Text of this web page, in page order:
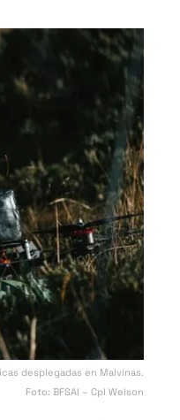
desplegadas en Malvinas.
Foto: BFSAI – Cpl Welson